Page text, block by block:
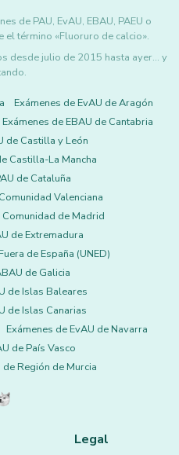
de PAU, EvAU, EBAU, PAEU o
el término «Fluoruro de calcio».
desde julio de 2015 hasta ayer... y
Exámenes de EvAU de Aragón
Exámenes de EBAU de Cantabria
de Castilla y León
Castilla-La Mancha
de Cataluña
Valenciana
Comunidad de Madrid
de Extremadura
de España (UNED)
de Galicia
de Islas Baleares
de Islas Canarias
Exámenes de EvAU de Navarra
de País Vasco
de Región de Murcia
Legal